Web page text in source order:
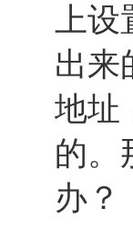
上设
出来
地址
的。
办？